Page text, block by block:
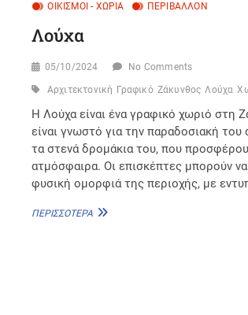
ΟΙΚΙΣΜΟΊ - ΧΩΡΙΆ ΠΕΡΙΒΆΛΛΟΝ
Λούχα
05/10/2024 No Comments
Αρχιτεκτονική Γραφικό Ζάκυνθος Λούχα
Η Λούχα είναι ένα γραφικό χωριό στη
είναι γνωστό για την παραδοσιακή του
τα στενά δρομάκια του, που
ατμόσφαιρα. Οι επισκέπτες μπορούν
φυσική ομορφιά της περιοχής, με
ΠΕΡΙΣΣΌΤΕΡΑ ΛΟΎΧΑ